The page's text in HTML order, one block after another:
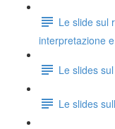
Le slide sul
interpretazione
Le slides
Le slides